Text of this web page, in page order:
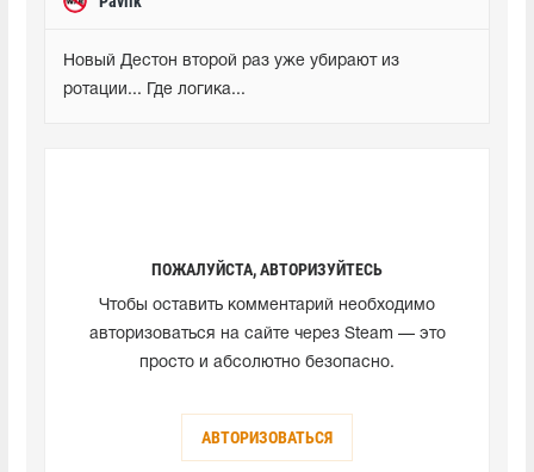
Новый Дестон второй раз уже убирают из
ротации... Где логика...
ПОЖАЛУЙСТА, АВТОРИЗУЙТЕСЬ
Чтобы оставить комментарий необходимо
авторизоваться на сайте через Steam — это
просто и абсолютно безопасно.
АВТОРИЗОВАТЬСЯ